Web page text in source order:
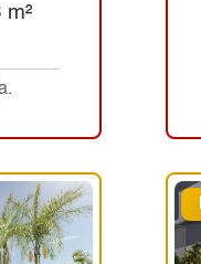
m²